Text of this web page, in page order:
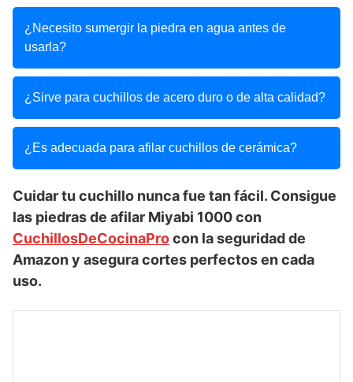
¿Necesito sumergir la piedra en agua antes de
usarla?
¿Sirve para cuchillos de acero duro o de alta calidad?
¿Es adecuada para afilar cuchillos de cerámica?
Cuidar tu cuchillo nunca fue tan fácil. Consigue
las piedras de afilar Miyabi 1000 con
CuchillosDeCocinaProcon la seguridad de
Amazon y asegura cortes perfectos en cada
uso.